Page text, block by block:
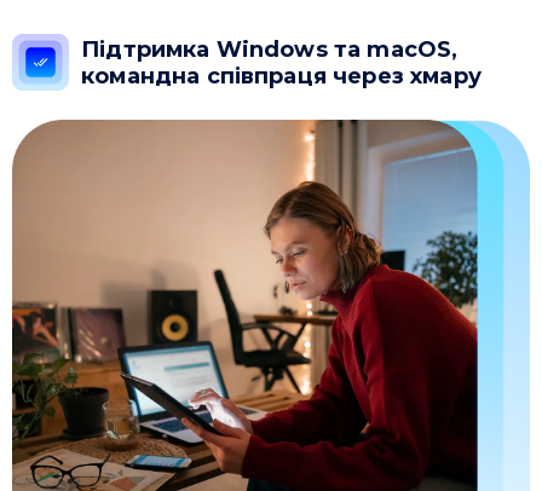
Підтримка Windows та macOS,
командна співпраця через хмару